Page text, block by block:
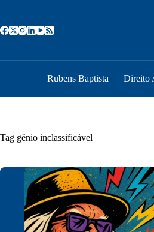
o
conteúdo
Rubens Baptista Direito
Tag gênio inclassificável